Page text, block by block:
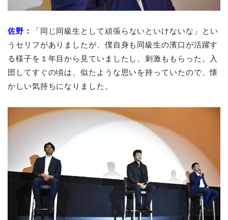
佐野：
「同じ同級生として頑張らないといけないな」とい
うセリフがありましたが、僕自身も同級生の濱口が活躍す
る様子を１年目から見ていましたし、刺激ももらった。入
団してすぐの頃は、似たような思いを持っていたので、懐
かしい気持ちになりました。